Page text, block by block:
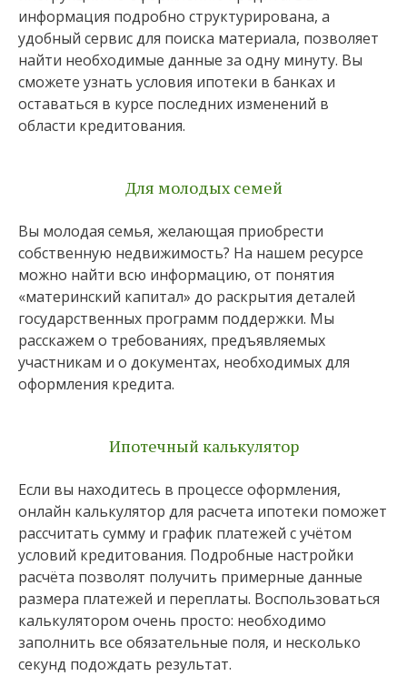
информация подробно структурирована, а
удобный сервис для поиска материала, позволяет
найти необходимые данные за одну минуту. Вы
сможете узнать условия ипотеки в банках и
оставаться в курсе последних изменений в
области кредитования.
Для молодых семей
Вы молодая семья, желающая приобрести
собственную недвижимость? На нашем ресурсе
можно найти всю информацию, от понятия
«материнский капитал» до раскрытия деталей
государственных программ поддержки. Мы
расскажем о требованиях, предъявляемых
участникам и о документах, необходимых для
оформления кредита.
Ипотечный калькулятор
Если вы находитесь в процессе оформления,
онлайн калькулятор для расчета ипотеки поможет
рассчитать сумму и график платежей с учётом
условий кредитования. Подробные настройки
расчёта позволят получить примерные данные
размера платежей и переплаты. Воспользоваться
калькулятором очень просто: необходимо
заполнить все обязательные поля, и несколько
секунд подождать результат.